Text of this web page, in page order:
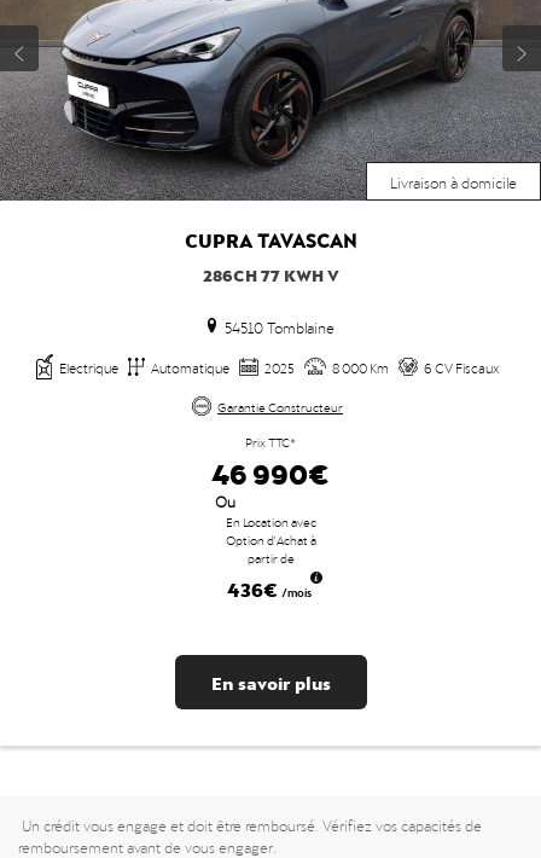
Livraison à domicile
CUPRATAVASCAN
286CH 77 KWH V
54510 Tomblaine
Electrique Automatique 2025 8 000 Km 6 CV Fiscaux
Garantie Constructeur
Prix TTC*
46 990€
Ou
En Location avec
Option d'Achat à
partir de
436€ /mois
En savoir plus
Un crédit vous engage et doit être remboursé. Vérifiez vos capacités de
remboursement avant de vous engager.